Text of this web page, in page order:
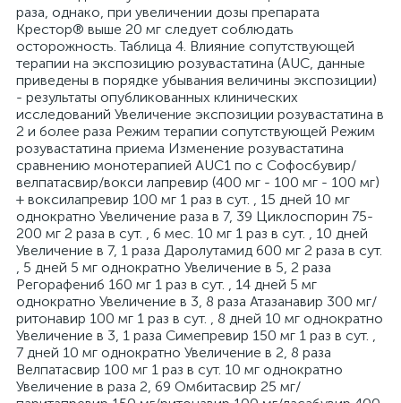
раза, однако, при увеличении дозы препарата
Крестор® выше 20 мг следует соблюдать
осторожность. Таблица 4. Влияние сопутствующей
терапии на экспозицию розувастатина (AUC, данные
приведены в порядке убывания величины экспозиции)
- результаты опубликованных клинических
исследований Увеличение экспозиции розувастатина в
2 и более раза Режим терапии сопутствующей Режим
розувастатина приема Изменение розувастатина
сравнению монотерапией AUC1 по с Софосбувир/
велпатасвир/вокси лапревир (400 мг - 100 мг - 100 мг)
+ воксилапревир 100 мг 1 раз в сут. , 15 дней 10 мг
однократно Увеличение раза в 7, 39 Циклоспорин 75-
200 мг 2 раза в сут. , 6 мес. 10 мг 1 раз в сут. , 10 дней
Увеличение в 7, 1 раза Даролутамид 600 мг 2 раза в сут.
, 5 дней 5 мг однократно Увеличение в 5, 2 раза
Регорафениб 160 мг 1 раз в сут. , 14 дней 5 мг
однократно Увеличение в 3, 8 раза Атазанавир 300 мг/
ритонавир 100 мг 1 раз в сут. , 8 дней 10 мг однократно
Увеличение в 3, 1 раза Симепревир 150 мг 1 раз в сут. ,
7 дней 10 мг однократно Увеличение в 2, 8 раза
Велпатасвир 100 мг 1 раз в сут. 10 мг однократно
Увеличение в раза 2, 69 Омбитасвир 25 мг/